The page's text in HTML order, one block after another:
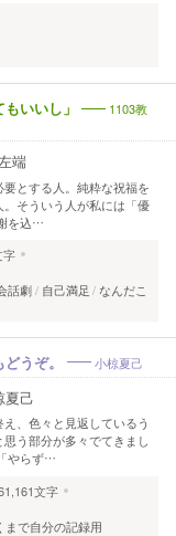
いいし」
1103教
端
とする人。純粋な祝福を
そういう人が私には「優
を込…
字
話劇 自己満足 なんだこ
うぞ。 小椋夏己
夏己
、色々と見返しているう
う部分が多々でてきまし
やらず…
文字
まで自分の記録用